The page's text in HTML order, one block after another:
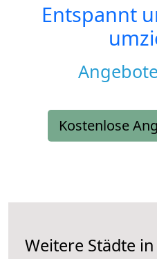
Entspannt
Kostenlose
Weitere Städte in